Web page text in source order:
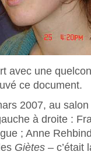
avec une
ce document.
2007, au
à droite :
; Anne
Giètes – c’était